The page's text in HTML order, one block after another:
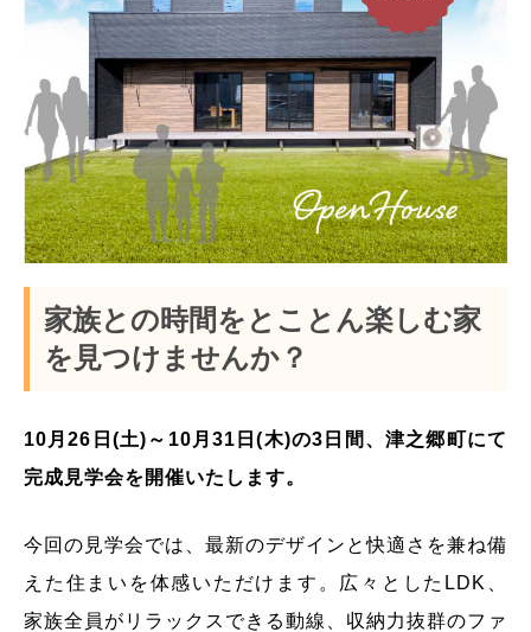
家族との時間をとことん楽しむ家
を見つけませんか？
10月26日(土)～10月31日(木)の3日間、津之郷町にて
完成見学会を開催いたします。
今回の見学会では、最新のデザインと快適さを兼ね備
えた住まいを体感いただけます。広々としたLDK、
家族全員がリラックスできる動線、収納力抜群のファ